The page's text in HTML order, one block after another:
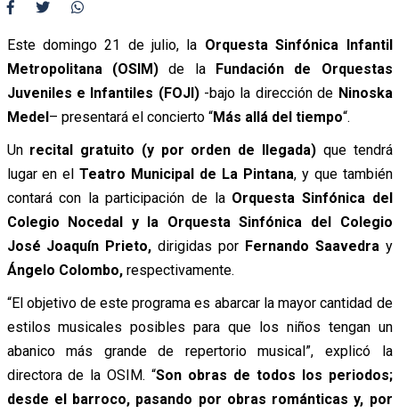
Este domingo 21 de julio, la Orquesta Sinfónica Infantil
Metropolitana (OSIM)de la Fundación de Orquestas
Juveniles e Infantiles (FOJI)-bajo la dirección de Ninoska
Medel– presentará el concierto “Más allá del tiempo“.
Unrecital gratuito (y por orden de llegada)que tendrá
lugar en elTeatro Municipal de La Pintana, y que también
contará con la participación de laOrquesta Sinfónica del
Colegio Nocedal y la Orquesta Sinfónica del Colegio
José Joaquín Prieto,dirigidas porFernando Saavedra y
Ángelo Colombo, respectivamente.
“El objetivo de este programa es abarcar la mayor cantidad de
estilos musicales posibles para que los niños tengan un
abanico más grande de repertorio musical”, explicó la
directora de la OSIM. “Son obras de todos los periodos;
desde el barroco, pasando por obras románticas y, por